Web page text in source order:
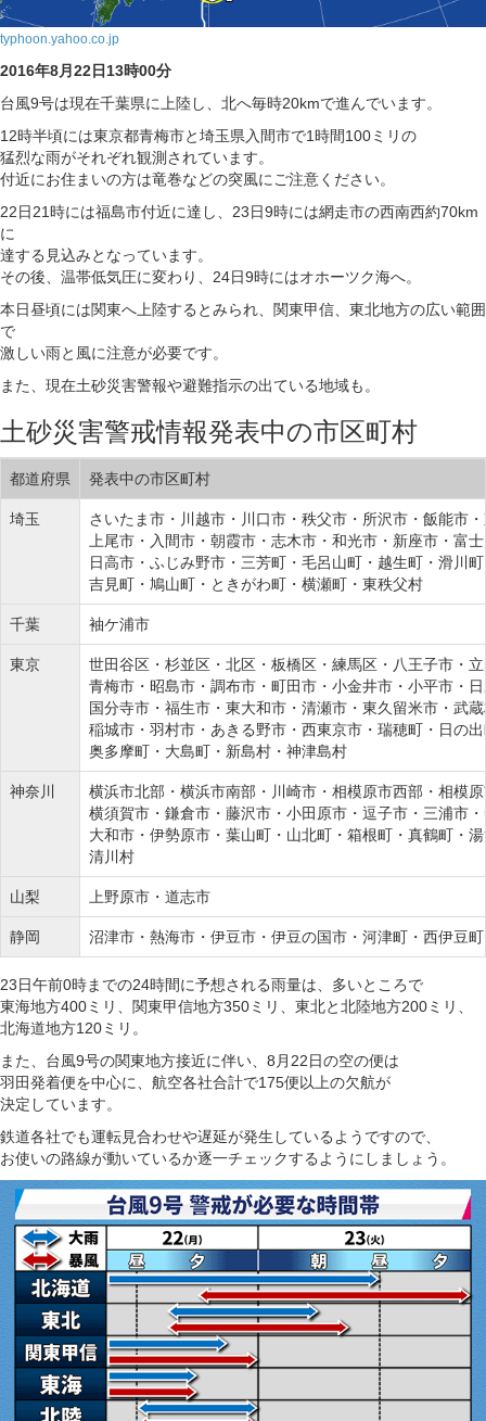
typhoon.yahoo.co.jp
2016年8月22日13時00分
台風9号は現在千葉県に上陸し、北へ毎時20kmで進んでいます。
12時半頃には東京都青梅市と埼玉県入間市で1時間100ミリの
猛烈な雨がそれぞれ観測されています。
付近にお住まいの方は竜巻などの突風にご注意ください。
22日21時には福島市付近に達し、23日9時には網走市の西南西約70km
に
達する見込みとなっています。
その後、温帯低気圧に変わり、24日9時にはオホーツク海へ。
本日昼頃には関東へ上陸するとみられ、関東甲信、東北地方の広い範囲
で
激しい雨と風に注意が必要です。
また、現在土砂災害警報や避難指示の出ている地域も。
土砂災害警戒情報発表中の市区町村
都道府県 発表中の市区町村
埼玉
さいたま市・川越市・川口市・秩父市・所沢市・飯能市
上尾市・入間市・朝霞市・志木市・和光市・新座市・富
日高市・ふじみ野市・三芳町・毛呂山町・越生町・滑川
吉見町・鳩山町・ときがわ町・横瀬町・東秩父村
千葉 袖ケ浦市
東京
世田谷区・杉並区・北区・板橋区・練馬区・八王子市・
青梅市・昭島市・調布市・町田市・小金井市・小平市・
国分寺市・福生市・東大和市・清瀬市・東久留米市・武
稲城市・羽村市・あきる野市・西東京市・瑞穂町・日の
奥多摩町・大島町・新島村・神津島村
神奈川
横浜市北部・横浜市南部・川崎市・相模原市西部・相模
横須賀市・鎌倉市・藤沢市・小田原市・逗子市・三浦市
大和市・伊勢原市・葉山町・山北町・箱根町・真鶴町・
清川村
山梨 上野原市・道志市
静岡 沼津市・熱海市・伊豆市・伊豆の国市・河津町・西伊豆
23日午前0時までの24時間に予想される雨量は、多いところで
東海地方400ミリ、関東甲信地方350ミリ、東北と北陸地方200ミリ、
北海道地方120ミリ。
また、台風9号の関東地方接近に伴い、8月22日の空の便は
羽田発着便を中心に、航空各社合計で175便以上の欠航が
決定しています。
鉄道各社でも運転見合わせや遅延が発生しているようですので、
お使いの路線が動いているか逐一チェックするようにしましょう。